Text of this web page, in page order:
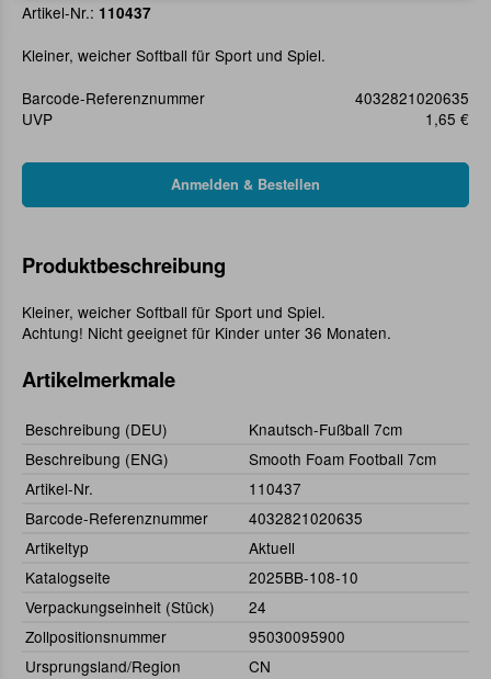
Artikel-Nr.: 110437
Kleiner, weicher Softball für Sport und Spiel.
Barcode-Referenznummer
4032821020635
UVP
1,65 €
Produktbeschreibung
Kleiner, weicher Softball für Sport und Spiel.
Achtung! Nicht geeignet für Kinder unter 36 Monaten.
Artikelmerkmale
Beschreibung (DEU)
Knautsch-Fußball 7cm
Beschreibung (ENG)
Smooth Foam Football 7cm
Artikel-Nr.
110437
Barcode-Referenznummer
4032821020635
Artikeltyp
Aktuell
Katalogseite
2025BB-108-10
Verpackungseinheit (Stück)
24
Zollpositionsnummer
95030095900
Ursprungsland/Region
CN